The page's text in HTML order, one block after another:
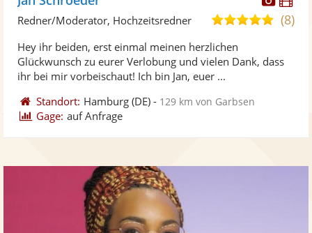
5,0(8)
Redner/Moderator, Hochzeitsredner
Hey ihr beiden, erst einmal meinen herzlichen
Glückwunsch zu eurer Verlobung und vielen Dank, dass
ihr bei mir vorbeischaut! Ich bin Jan, euer ...
Standort: Hamburg (DE) - 129 km von Garbsen
Gage: auf Anfrage